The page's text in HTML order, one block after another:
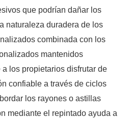
que podrían dañar los
naturaleza duradera de los
combinada con los
mantenidos
los propietarios disfrutar de
confiable a través de ciclos
los rayones o astillas
mediante el repintado ayuda a